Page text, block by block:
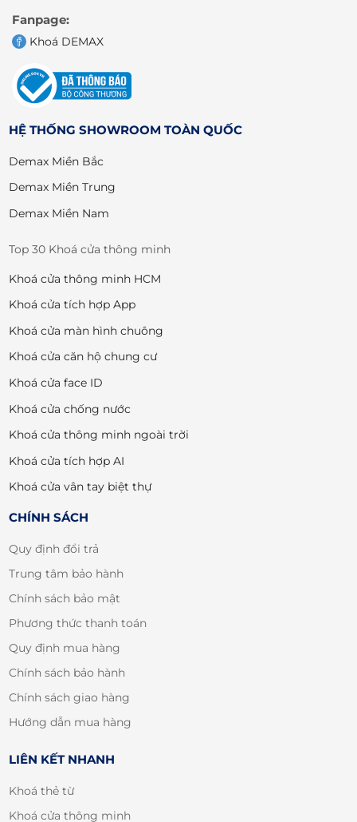
Fanpage:
Khoá DEMAX
HỆ THỐNG SHOWROOM TOÀN QUỐC
Demax Miền Bắc
Demax Miền Trung
Demax Miền Nam
Top 30 Khoá cửa thông minh
Khoá cửa thông minh HCM
Khoá cửa tích hợp App
Khoá cửa màn hình chuông
Khoá cửa căn hộ chung cư
Khoá cửa face ID
Khoá cửa chống nước
Khoá cửa thông minh ngoài trời
Khoá cửa tích hợp AI
Khoá cửa vân tay biệt thự
CHÍNH SÁCH
Quy định đổi trả
Trung tâm bảo hành
Chính sách bảo mật
Phương thức thanh toán
Quy định mua hàng
Chính sách bảo hành
Chính sách giao hàng
Hướng dẫn mua hàng
LIÊN KẾT NHANH
Khoá thẻ từ
Khoá cửa thông minh